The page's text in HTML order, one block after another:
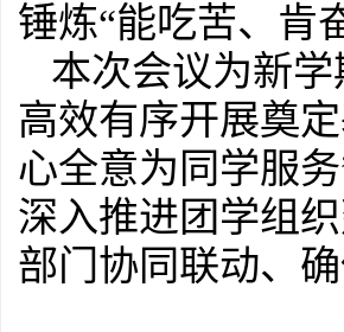
锤炼“能吃苦、肯
本次会议为新
高效有序开展奠
心全意为同学服
深入推进团学组
部门协同联动、